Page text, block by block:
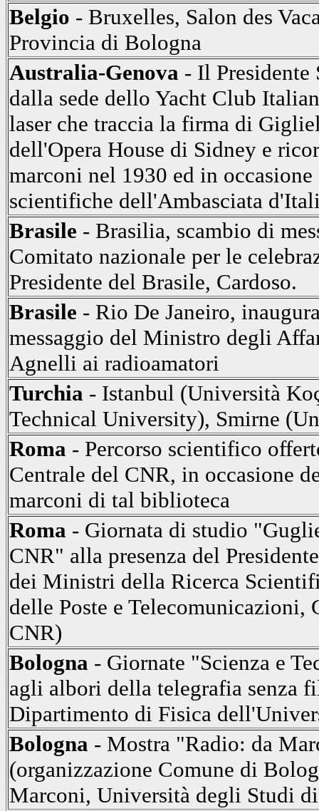
Belgio - Bruxelles, Salon des
Provincia di Bologna
Australia-Genova - Il Presidente
dalla sede dello Yacht Club
laser che traccia la firma di
dell'Opera House di Sidney e
marconi nel 1930 ed in
scientifiche dell'Ambasciata
Brasile - Brasilia, scambio di
Comitato nazionale per le
Presidente del Brasile, Cardoso.
Brasile - Rio De Janeiro,
messaggio del Ministro degli
Agnelli ai radioamatori
Turchia - Istanbul (Università
Technical University), Smirne
Roma - Percorso scientifico
Centrale del CNR, in occasione
marconi di tal biblioteca
Roma - Giornata di studio
CNR" alla presenza del
dei Ministri della Ricerca
delle Poste e Telecomunicazioni,
CNR)
Bologna - Giornate "Scienza e
agli albori della telegrafia senza
Dipartimento di Fisica
Bologna - Mostra "Radio: da
(organizzazione Comune di
Marconi, Università degli Studi